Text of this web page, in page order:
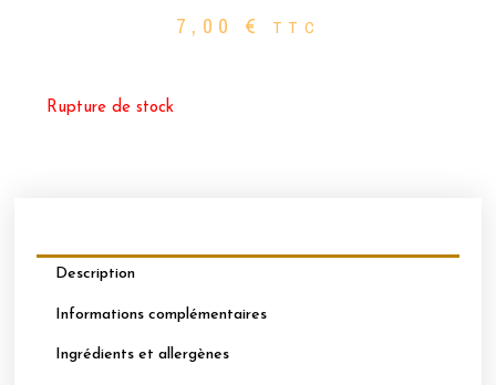
7,00 € TTC
Rupture de stock
Description
Informations complémentaires
Ingrédients et allergènes